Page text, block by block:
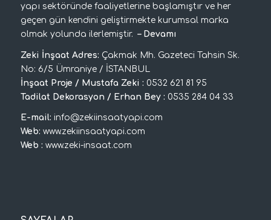
yapı sektöründe faaliyetlerine başlamıştır ve her
geçen gün kendini geliştirmekte kurumsal marka
olmak yolunda ilerlemiştir.– Devamı
Zeki İnşaat Adres: Çakmak Mh. Gazeteci Tahsin Sk.
No: 6/5 Ümraniye / İSTANBUL
İnşaat Proje / Mustafa Zeki : 0532 621 81 95
Tadilat Dekorasyon / Erhan Bey : 0535 284 04 33
E-mail: info@zekiinsaatyapi.com
Web: www.zekiinsaatyapi.com
Web : www.zeki-insaat.com